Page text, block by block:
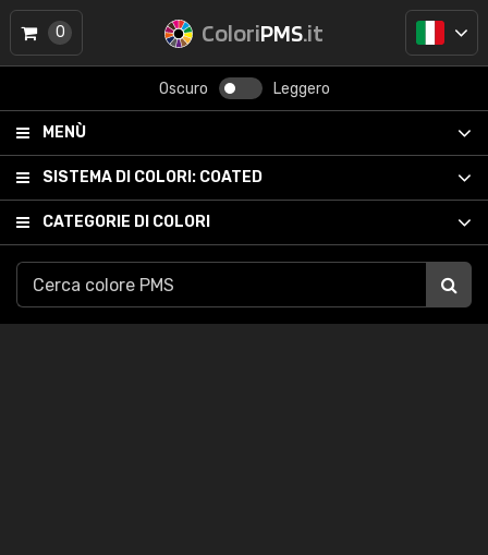
ColoriPMS.it
Oscuro Leggero
MENÙ
SISTEMA DI COLORI: COATED
CATEGORIE DI COLORI
0